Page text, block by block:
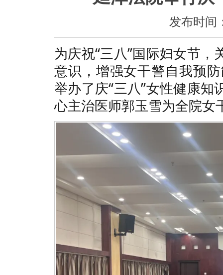
发布时间
为庆祝“三八”国际妇女节
意识，增强女干警自我预
举办了庆“三八”女性健康
心主治医师郭玉雪为全院女